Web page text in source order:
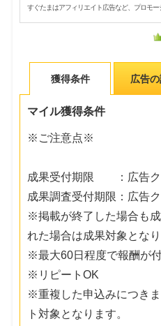
すぐたまはアフィリエイト広告など、プロモ
獲得条件 広告
マイル獲得条件
※ご注意点※
成果受付期限 ：広告ク
成果調査受付期限：広告
※掲載が終了した場合も
れた場合は成果対象となり
※最大60日程度で報酬が付
※リピートOK
※重複した申込みにつき
ト対象となります。